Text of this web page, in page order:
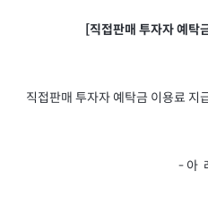
[직접판매 투자자 예탁
직접판매 투자자 예탁금 이용료 지
- 아